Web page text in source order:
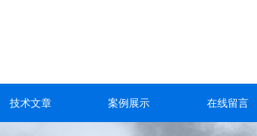
技术文章 案例展示 在线留言